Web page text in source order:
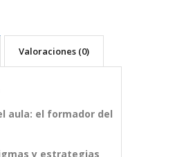
Valoraciones (0)
aula: el formador del
y estrategias